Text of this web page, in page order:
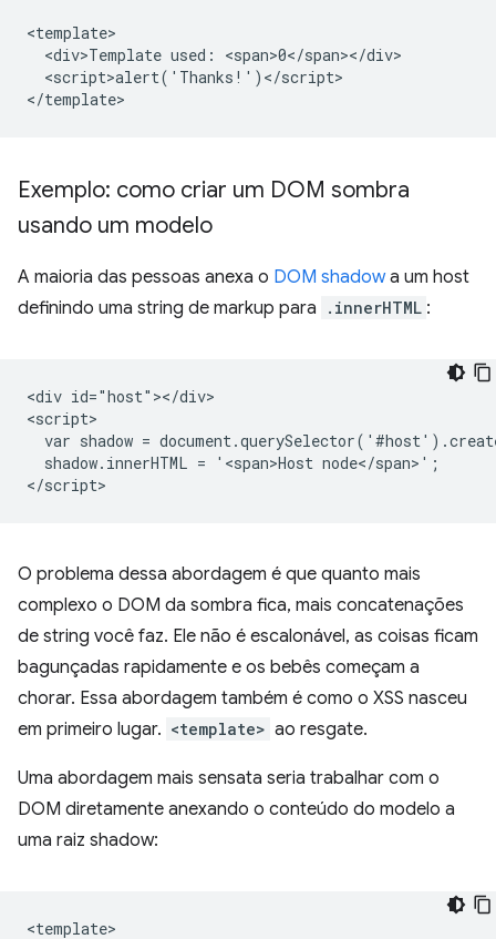
<template>
  <div>Template used: <span>0</span></div>
  <script>alert('Thanks!')</script>
Exemplo: como criar um DOM sombra
usando um modelo
A maioria das pessoas anexa o DOM shadowa um host
definindo uma string de markup para
.innerHTML :
<div id="host"></div>
<script>
var shadow =
  shadow.innerHTML = '<span>Host node</span>';
O problema dessa abordagem é que quanto mais
complexo o DOM da sombra fica, mais concatenações
de string você faz. Ele não é escalonável, as coisas ficam
bagunçadas rapidamente e os bebês começam a
chorar. Essa abordagem também é como o XSS nasceu
em primeiro lugar. <template> ao resgate.
Uma abordagem mais sensata seria trabalhar com o
DOM diretamente anexando o conteúdo do modelo a
uma raiz shadow:
<template>